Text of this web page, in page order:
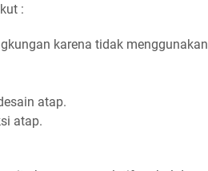
:
karena tidak menggunakan
atap.
atap.